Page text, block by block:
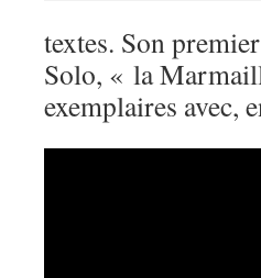
textes. Son
Solo, « la
exemplaires avec,